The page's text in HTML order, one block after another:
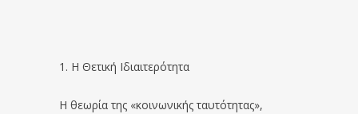
1. Η Θετική Ιδιαιτερότητα
Η θεωρία της «κοινωνικής ταυτότητας»,